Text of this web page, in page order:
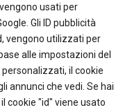
usati per
Gli ID pubblicità
vengono utilizzati per
alle impostazioni del
il cookie
annunci che vedi. Se hai
cookie "id" viene usato